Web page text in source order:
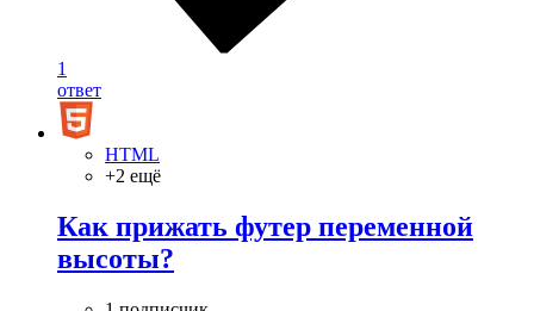
1
ответ
HTML
+2 ещё
Как прижать футер переменной
высоты?